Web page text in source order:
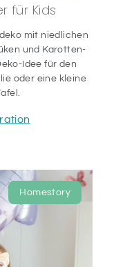
für Kids
mit niedlichen
und Karotten-
Idee für den
oder eine kleine
Homestory